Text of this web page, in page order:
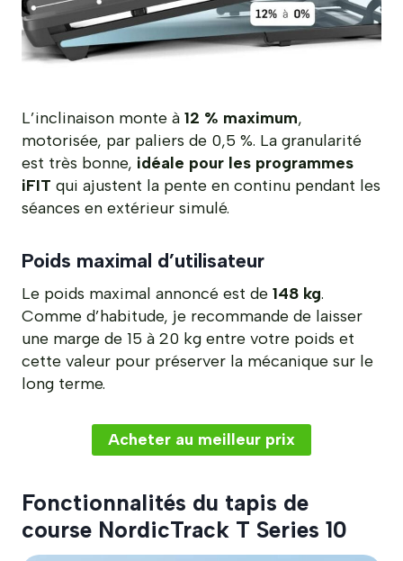
L’inclinaison monte à 12 % maximum,
motorisée, par paliers de 0,5 %. La granularité
est très bonne, idéale pour les programmes
iFIT qui ajustent la pente en continu pendant les
séances en extérieur simulé.
Poids maximal d’utilisateur
Le poids maximal annoncé est de 148 kg.
Comme d’habitude, je recommande de laisser
une marge de 15 à 20 kg entre votre poids et
cette valeur pour préserver la mécanique sur le
long terme.
Acheter au meilleur prix
Fonctionnalités du tapis de
course NordicTrack T Series 10